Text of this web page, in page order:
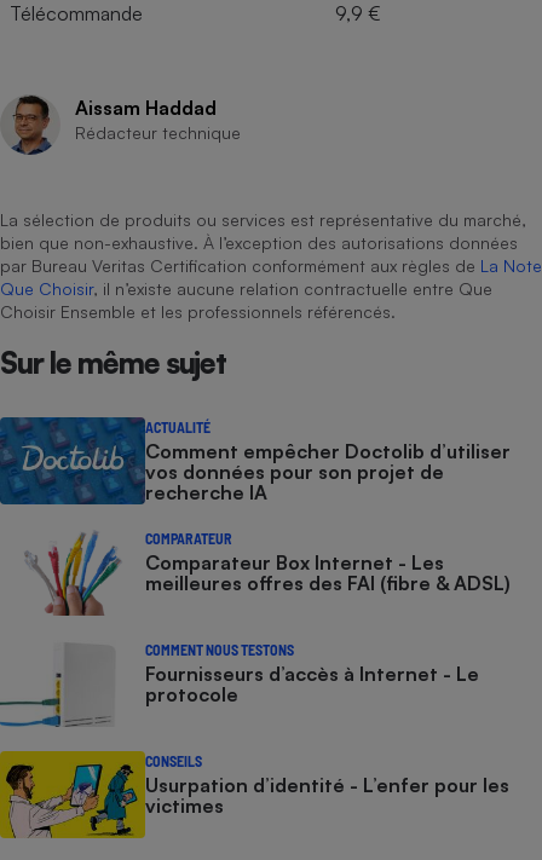
Télécommande 9,9 €
Aissam Haddad
Rédacteur technique
La sélection de produits ou services est représentative du marché,
bien que non-exhaustive. À l’exception des autorisations données
par Bureau Veritas Certification conformément aux règles de La Note
Que Choisir, il n’existe aucune relation contractuelle entre Que
Choisir Ensemble et les professionnels référencés.
Sur le même sujet
ACTUALITÉ
Comment empêcher Doctolib d’utiliser
vos données pour son projet de
recherche IA
COMPARATEUR
Comparateur Box Internet - Les
meilleures offres des FAI (fibre & ADSL)
COMMENT NOUS TESTONS
Fournisseurs d’accès à Internet - Le
protocole
CONSEILS
Usurpation d’identité - L’enfer pour les
victimes